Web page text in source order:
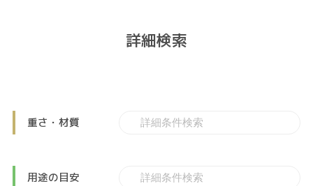
詳細検索
重さ・材質
用途の目安